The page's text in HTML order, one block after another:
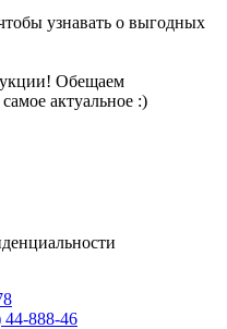
узнавать о выгодных
Обещаем
актуальное :)
44-888-46